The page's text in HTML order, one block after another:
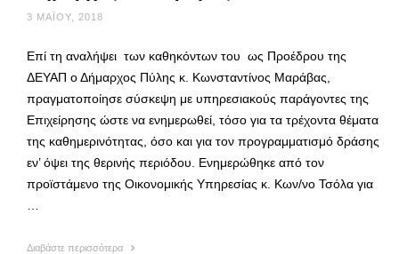
3 ΜΑΪ́ΟΥ, 2018
Επί τη αναλήψει των καθηκόντων του ως Προέδρου της
ΔΕΥΑΠ ο Δήμαρχος Πύλης κ. Κωνσταντίνος Μαράβας,
πραγματοποίησε σύσκεψη με υπηρεσιακούς παράγοντες της
Επιχείρησης ώστε να ενημερωθεί, τόσο για τα τρέχοντα θέματα
της καθημερινότητας, όσο και για τον προγραμματισμό δράσης
εν’ όψει της θερινής περιόδου. Ενημερώθηκε από τον
προϊστάμενο της Οικονομικής Υπηρεσίας κ. Κων/νο Τσόλα για
Διαβάστε περισσότερα